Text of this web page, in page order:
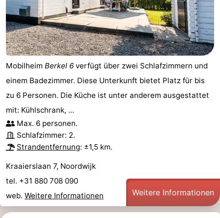
Mobilheim Berkel 6 verfügt über zwei Schlafzimmern und
einem Badezimmer. Diese Unterkunft bietet Platz für bis
zu 6 Personen. Die Küche ist unter anderem ausgestattet
mit: Kühlschrank, ...
Max. 6 personen.
Schlafzimmer: 2.
Strandentfernung: ±1,5 km.
Kraaierslaan 7, Noordwijk
tel. +31 880 708 090
web. Weitere Informationen Weitere Informationen